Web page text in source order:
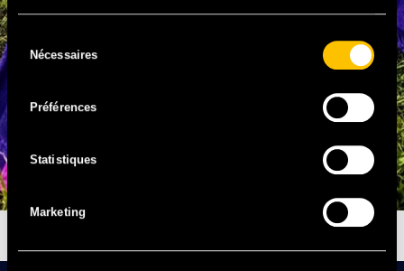
duNécessaires
Préférences
Statistiques
Marketing